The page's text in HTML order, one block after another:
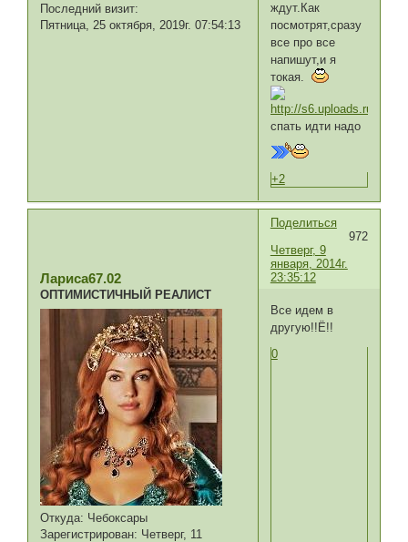
Последний визит:
Пятница, 25 октября, 2019г. 07:54:13
ждут.Как
посмотрят,сразу
все про все
напишут,и я
токая.
спать идти надо
+2
Поделиться
972
Четверг, 9
января, 2014г.
23:35:12
Лариса67.02
ОПТИМИСТИЧНЫЙ РЕАЛИСТ
Откуда: Чебоксары
Зарегистрирован: Четверг, 11
Все идем в
другую!!Ё!!
0